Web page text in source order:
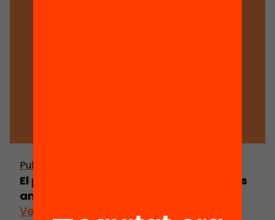
Publicació
El paper dels experts en els moviments
ambientalistes a Catalunya
Veure’n més